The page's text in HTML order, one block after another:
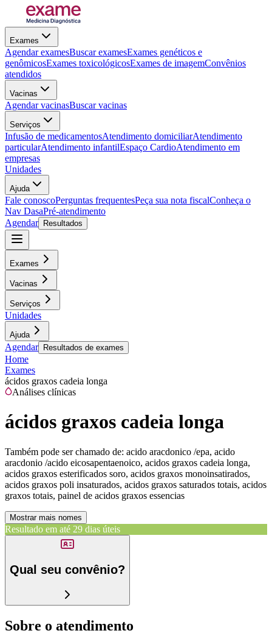
Exames
Agendar examesBuscar examesExames genéticos e
genômicosExames toxicológicosExames de imagemConvênios
atendidos
Vacinas
Agendar vacinasBuscar vacinas
Serviços
Infusão de medicamentosAtendimento domiciliarAtendimento
particularAtendimento infantilEspaço CardioAtendimento em
empresas
Unidades
Ajuda
Fale conoscoPerguntas frequentesPeça sua nota fiscalConheça o
Nav DasaPré-atendimento
Agendar
Resultados
Exames
Vacinas
Serviços
Unidades
Ajuda
Agendar Resultados de exames
Home
Exames
ácidos graxos cadeia longa
Análises clínicas
ácidos graxos cadeia longa
Também pode ser chamado de: acido aracdonico /epa, acido
aracdonio /acido eicosapentaenoico, acidos graxos cadeia longa,
acidos graxos esterificados soro, acidos graxos monoinsatirados,
acidos graxos poli insaturados, acidos graxos saturados totais, acidos
graxos totais, painel de acidos graxos essencias
Mostrar mais nomes
Resultado em até 29 dias úteis
Qual seu convênio?
Sobre o atendimento